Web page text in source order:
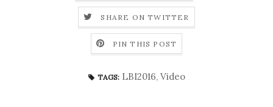
SHARE ON TWITTER
PIN THIS POST
TAGS: LBI2016, Video